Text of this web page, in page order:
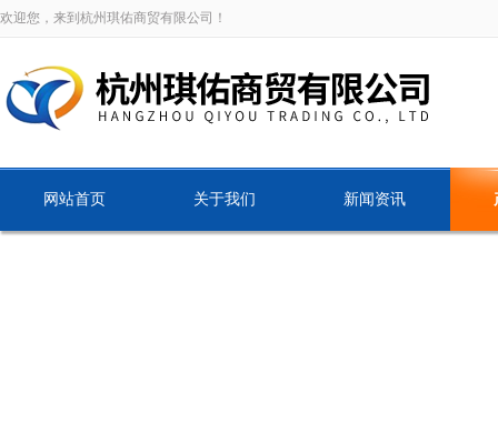
欢迎您，来到杭州琪佑商贸有限公司！
网站首页 关于我们 新闻资讯